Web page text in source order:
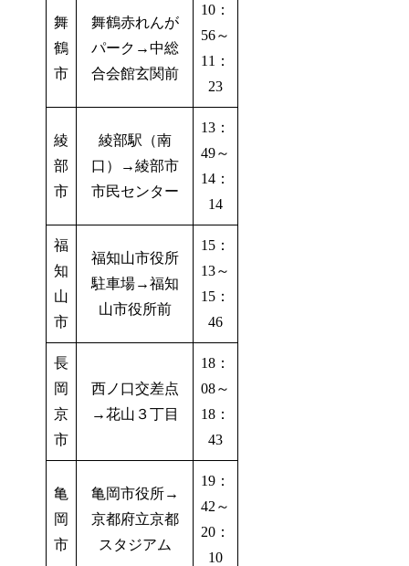
舞
鶴
市
舞鶴赤れんが
パーク→中総
合会館玄関前
10：
56～
11：
23
綾
部
市
綾部駅（南
口）→綾部市
市民センター
13：
49～
14：
14
福
知
山
市
福知山市役所
駐車場→福知
山市役所前
15：
13～
15：
46
長
岡
京
市
西ノ口交差点
→花山３丁目
18：
08～
18：
43
亀
岡
市
亀岡市役所→
京都府立京都
スタジアム
19：
42～
20：
10